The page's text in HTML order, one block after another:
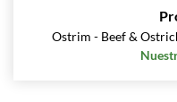
Ostrim - Beef &